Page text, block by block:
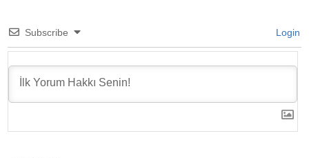
Subscribe Login